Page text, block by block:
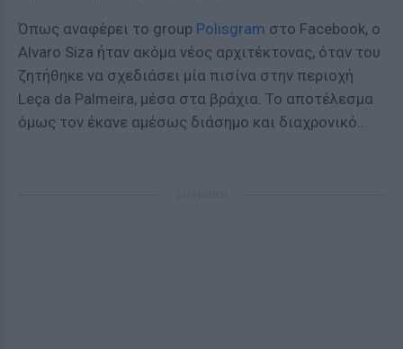
Όπως αναφέρει το group Polisgram στο Facebook, o
Αlvaro Siza ήταν ακόμα νέος αρχιτέκτονας, όταν του
ζητήθηκε να σχεδιάσει μία πισίνα στην περιοχή
Leça da Palmeira, μέσα στα βράχια. Το αποτέλεσμα
όμως τον έκανε αμέσως διάσημο και διαχρονικό...